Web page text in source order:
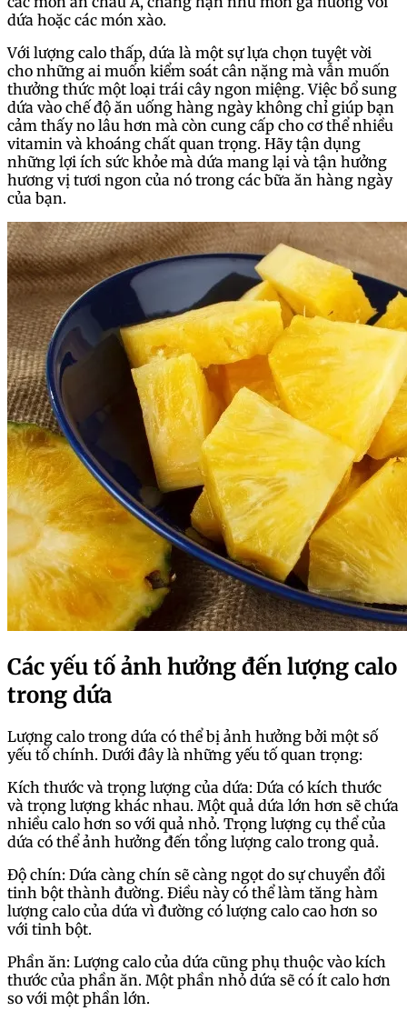
dứa hoặc các món xào.
Với lượng calo thấp, dứa là một sự lựa chọn tuyệt vời
cho những ai muốn kiểm soát cân nặng mà vẫn muốn
thưởng thức một loại trái cây ngon miệng. Việc bổ sung
dứa vào chế độ ăn uống hàng ngày không chỉ giúp bạn
cảm thấy no lâu hơn mà còn cung cấp cho cơ thể nhiều
vitamin và khoáng chất quan trọng. Hãy tận dụng
những lợi ích sức khỏe mà dứa mang lại và tận hưởng
hương vị tươi ngon của nó trong các bữa ăn hàng ngày
của bạn.
Các yếu tố ảnh hưởng đến lượng calo
trong dứa
Lượng calo trong dứa có thể bị ảnh hưởng bởi một số
yếu tố chính. Dưới đây là những yếu tố quan trọng:
Kích thước và trọng lượng của dứa: Dứa có kích thước
và trọng lượng khác nhau. Một quả dứa lớn hơn sẽ chứa
nhiều calo hơn so với quả nhỏ. Trọng lượng cụ thể của
dứa có thể ảnh hưởng đến tổng lượng calo trong quả.
Độ chín: Dứa càng chín sẽ càng ngọt do sự chuyển đổi
tinh bột thành đường. Điều này có thể làm tăng hàm
lượng calo của dứa vì đường có lượng calo cao hơn so
với tinh bột.
Phần ăn: Lượng calo của dứa cũng phụ thuộc vào kích
thước của phần ăn. Một phần nhỏ dứa sẽ có ít calo hơn
so với một phần lớn.